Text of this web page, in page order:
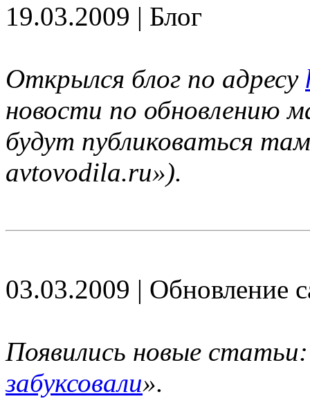
19.03.2009 | Блог
Открылся блог по адресу
новости по обновлению
будут публиковаться
avtovodila.ru»).
03.03.2009 | Обновление
Появились новые
забуксовали».